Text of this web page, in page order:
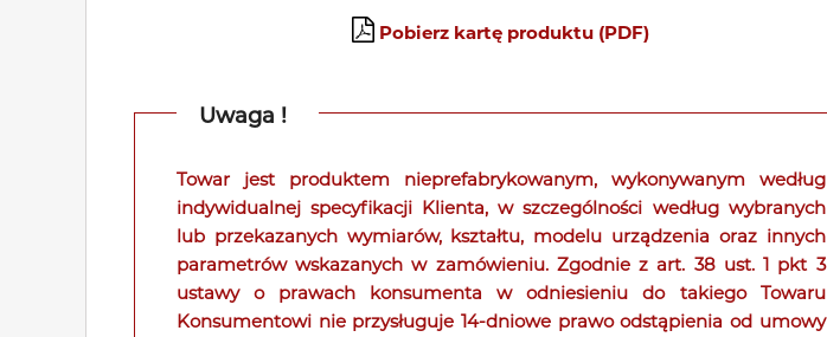
Pobierz kartę produktu (PDF)
Uwaga !
Towar jest produktem nieprefabrykowanym, wykonywanym według
indywidualnej specyfikacji Klienta, w szczególności według wybranych
lub przekazanych wymiarów, kształtu, modelu urządzenia oraz innych
parametrów wskazanych w zamówieniu. Zgodnie z art. 38 ust. 1 pkt 3
ustawy o prawach konsumenta w odniesieniu do takiego Towaru
Konsumentowi nie przysługuje 14-dniowe prawo odstąpienia od umowy